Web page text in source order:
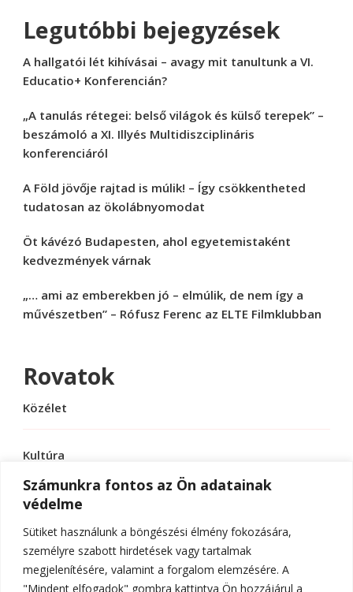
Számunkra fontos az Ön adatainak
védelme
Sütiket használunk a böngészési élmény fokozására,
személyre szabott hirdetések vagy tartalmak
megjelenítésére, valamint a forgalom elemzésére. A
"Mindent elfogadok" gombra kattintva Ön hozzájárul a
Legutóbbi bejegyzések
A hallgatói lét kihívásai – avagy mit tanultunk a VI.
Educatio+ Konferencián?
„A tanulás rétegei: belső világok és külső terepek” –
beszámoló a XI. Illyés Multidiszciplináris
konferenciáról
A Föld jövője rajtad is múlik! – Így csökkentheted
tudatosan az ökolábnyomodat
Öt kávézó Budapesten, ahol egyetemistaként
kedvezmények várnak
„… ami az emberekben jó – elmúlik, de nem így a
művészetben” – Rófusz Ferenc az ELTE Filmklubban
Rovatok
Közélet
Kultúra
Sport
Tudomány